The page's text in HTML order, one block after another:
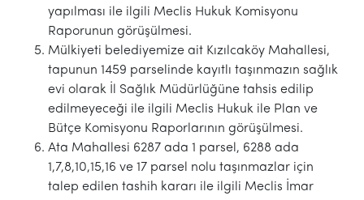
yapılması ile ilgili Meclis Hukuk Komisyonu
Raporunun görüşülmesi.
Mülkiyeti belediyemize ait Kızılcaköy Mahallesi,
tapunun 1459 parselinde kayıtlı taşınmazın sağlık
evi olarak İl Sağlık Müdürlüğüne tahsis edilip
edilmeyeceği ile ilgili Meclis Hukuk ile Plan ve
Bütçe Komisyonu Raporlarının görüşülmesi.
Ata Mahallesi 6287 ada 1 parsel, 6288 ada
1,7,8,10,15,16 ve 17 parsel nolu taşınmazlar için
talep edilen tashih kararı ile ilgili Meclis İmar